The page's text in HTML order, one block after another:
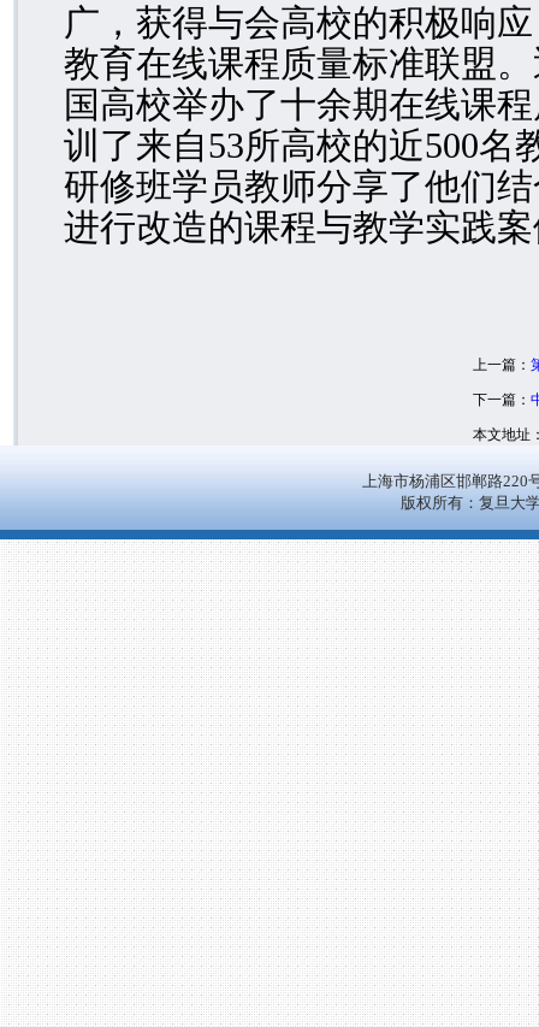
广，获得与会高校的积极响
教育在线课程质量标准联盟
国高校举办了十余期在线课
训了来自53所高校的近500名
研修班学员教师分享了他们
进行改造的课程与教学实践
上一篇：
下一篇：
本文地址
上海市杨浦区邯郸路220
版权所有：复旦大